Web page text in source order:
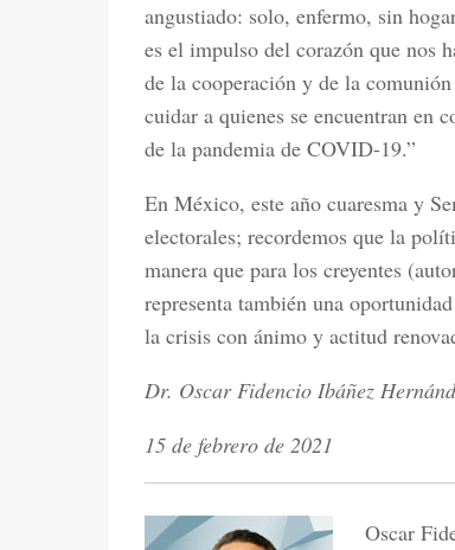
angustiado: solo, enfermo, sin
es el impulso del corazón que nos
de la cooperación y de la
cuidar a quienes se encuentran en
de la pandemia de COVID-19.”
En México, este año cuaresma y
electorales; recordemos que la
manera que para los creyentes
representa también una
la crisis con ánimo y actitud
Dr. Oscar Fidencio Ibáñez
15 de febrero de 2021
Oscar